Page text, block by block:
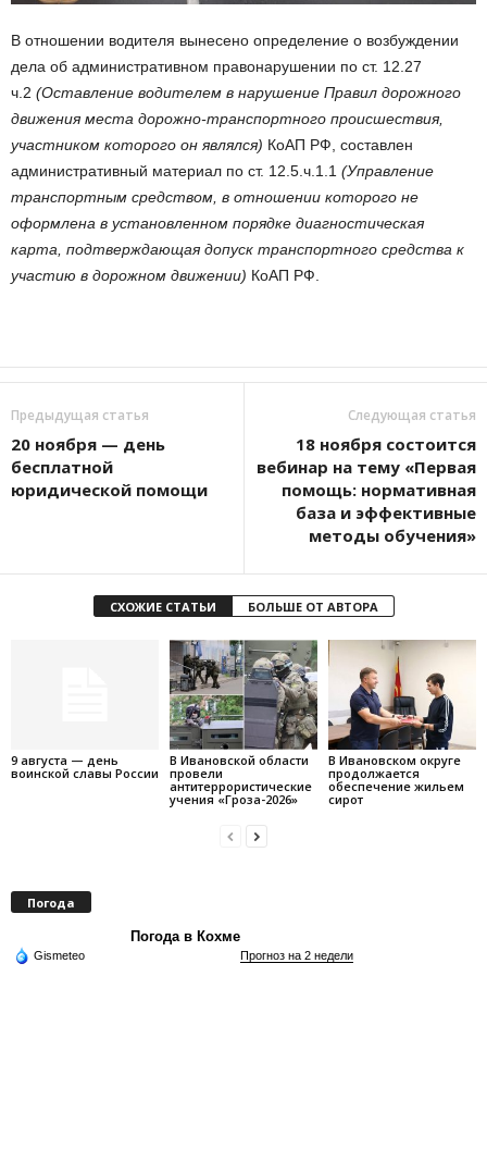
В отношении водителя вынесено определение о возбуждении
дела об административном правонарушении по ст. 12.27
ч.2 (Оставление водителем в нарушение Правил дорожного
движения места дорожно-транспортного происшествия,
участником которого он являлся) КоАП РФ, составлен
административный материал по ст. 12.5.ч.1.1 (Управление
транспортным средством, в отношении которого не
оформлена в установленном порядке диагностическая
карта, подтверждающая допуск транспортного средства к
участию в дорожном движении) КоАП РФ.
Предыдущая статья
20 ноября — день
бесплатной
юридической помощи
Следующая статья
18 ноября состоится
вебинар на тему «Первая
помощь: нормативная
база и эффективные
методы обучения»
СХОЖИЕ СТАТЬИ БОЛЬШЕ ОТ АВТОРА
9 августа — день
воинской славы России
В Ивановской области
провели
антитеррористические
учения «Гроза-2026»
В Ивановском округе
продолжается
обеспечение жильем
сирот
Погода
Погода в Кохме
Gismeteo Прогноз на 2 недели